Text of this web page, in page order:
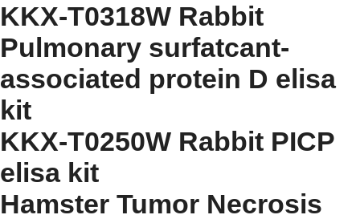
KKX-T0318W Rabbit
Pulmonary surfatcant-
associated protein D elisa
kit
KKX-T0250W Rabbit PICP
elisa kit
Hamster Tumor Necrosis